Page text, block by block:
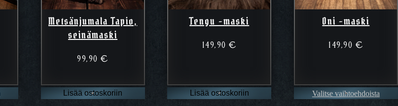
Metsänjumala Tapio,
seinämaski
99,90€
Lisää ostoskoriin
Tengu -maski
149,90€
Lisää ostoskoriin
Oni -maski
149,90 €
Valitse vaihtoehdoista